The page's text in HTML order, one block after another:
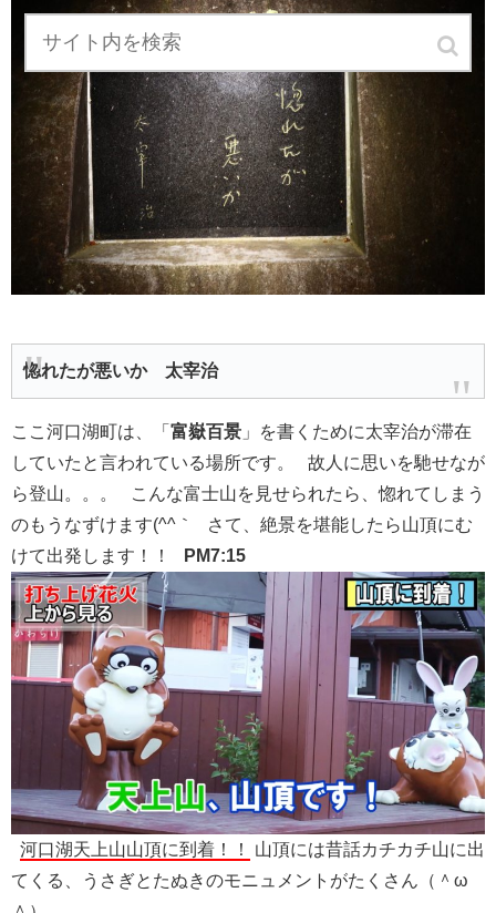
惚れたが悪いか 太宰治
ここ河口湖町は、「 富嶽百景 」を書くために太宰治が滞在
していたと言われている場所です。 故人に思いを馳せなが
ら登山。。。 こんな富士山を見せられたら、惚れてしまう
のもうなずけます(^^｀ さて、絶景を堪能したら山頂にむ
けて出発します！！
PM7:15
河口湖天上山山頂に到着！！
山頂には昔話カチカチ山に出
てくる、うさぎとたぬきのモニュメントがたくさん（＾ω